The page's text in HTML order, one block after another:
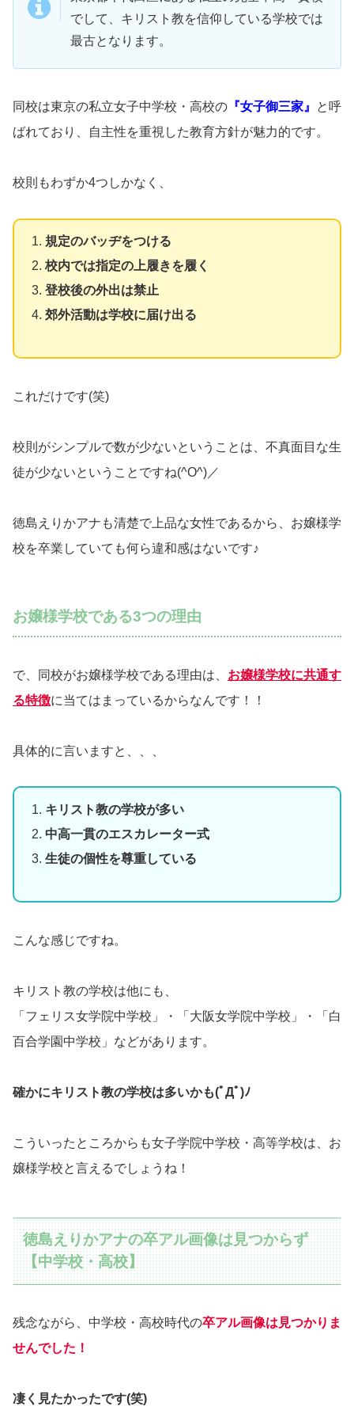
でして、キリスト教を信仰している学校では
最古となります。
同校は東京の私立女子中学校・高校の 『女子御三家』
と呼
ばれており、自主性を重視した教育方針が魅力的です。
校則もわずか4つしかなく、
規定のバッヂをつける
校内では指定の上履きを履く
登校後の外出は禁止
郊外活動は学校に届け出る
これだけです(笑)
校則がシンプルで数が少ないということは、不真面目な生
徒が少ないということですね(^O^)／
徳島えりかアナも清楚で上品な女性であるから、お嬢様学
校を卒業していても何ら違和感はないです♪
お嬢様学校である3つの理由
で、同校がお嬢様学校である理由は、 お嬢様学校に共通す
る特徴に当てはまっているからなんです！！
具体的に言いますと、、、
キリスト教の学校が多い
中高一貫のエスカレーター式
生徒の個性を尊重している
こんな感じですね。
キリスト教の学校は他にも、
「フェリス女学院中学校」・「大阪女学院中学校」・「白
百合学園中学校」などがあります。
確かにキリスト教の学校は多いかも(ﾟДﾟ)ﾉ
こういったところからも女子学院中学校・高等学校は、お
嬢様学校と言えるでしょうね！
徳島えりかアナの卒アル画像は見つからず
【中学校・高校】
残念ながら、中学校・高校時代の卒アル画像は見つかりま
せんでした！
凄く見たかったです(笑)